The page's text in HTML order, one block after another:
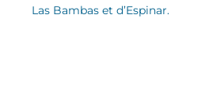
Las Bambas et d’Espinar.